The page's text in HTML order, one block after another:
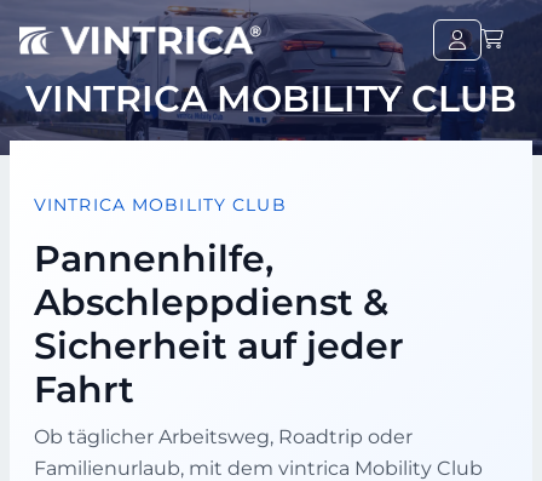
VINTRICA MOBILITY CLUB
VINTRICA MOBILITY CLUB
Pannenhilfe,
Abschleppdienst &
Sicherheit auf jeder
Fahrt
Ob täglicher Arbeitsweg, Roadtrip oder
Familienurlaub, mit dem vintrica Mobility Club